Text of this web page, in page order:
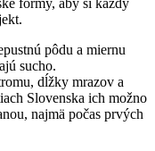
pôdu a miernu
sucho.
dĺžky mrazov a
Slovenska ich možno
najmä počas prvých